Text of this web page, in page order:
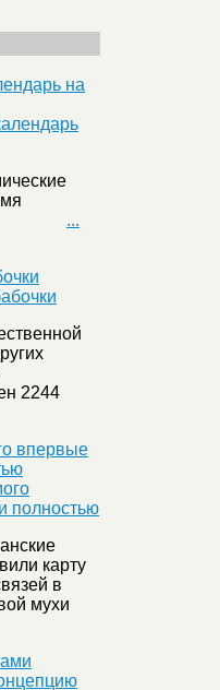
на
...
2244
впервые
карту
в
мухи